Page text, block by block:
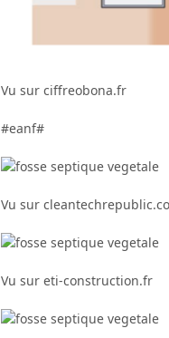
Vu sur ciffreobona.fr
#eanf#
Vu sur
Vu sur eti-construction.fr